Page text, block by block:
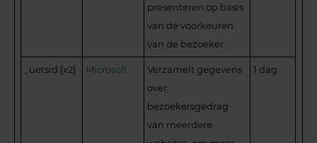
presenteren op basis
van de voorkeuren
van de bezoeker.
_uetsid [x2] Microsoft
Verzamelt gegevens
over
bezoekersgedrag
van meerdere
1 dag